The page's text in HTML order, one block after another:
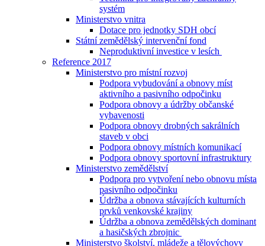
systém
Ministerstvo vnitra
Dotace pro jednotky SDH obcí
Státní zemědělský intervenční fond
Neproduktivní investice v lesích
Reference 2017
Ministerstvo pro místní rozvoj
Podpora vybudování a obnovy míst
aktivního a pasivního odpočinku
Podpora obnovy a údržby občanské
vybavenosti
Podpora obnovy drobných sakrálních
staveb v obci
Podpora obnovy místních komunikací
Podpora obnovy sportovní infrastruktury
Ministerstvo zemědělství
Podpora pro vytvoření nebo obnovu místa
pasivního odpočinku
Údržba a obnova stávajících kulturních
prvků venkovské krajiny
Údržba a obnova zemědělských dominant
a hasičských zbrojnic
Ministerstvo školství, mládeže a tělovýchovy